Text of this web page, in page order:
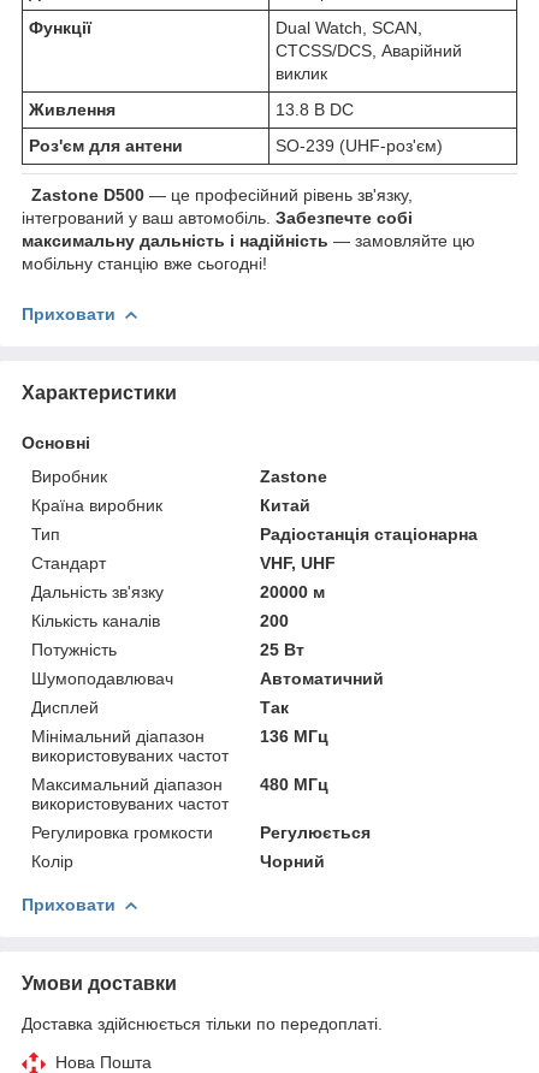
Функції
Dual Watch, SCAN,
CTCSS/DCS, Аварійний
виклик
Живлення
13.8 В DC
Роз'єм для антени
SO-239 (UHF-роз'єм)
Zastone D500 — це професійний рівень зв'язку,
інтегрований у ваш автомобіль. Забезпечте собі
максимальну дальність і надійність — замовляйте цю
мобільну станцію вже сьогодні!
Приховати
Характеристики
Основні
Виробник
Zastone
Країна виробник
Китай
Тип
Радіостанція стаціонарна
Стандарт
VHF, UHF
Дальність зв'язку
20000 м
Кількість каналів
200
Потужність
25 Вт
Шумоподавлювач
Автоматичний
Дисплей
Так
Мінімальний діапазон
використовуваних частот
136 МГц
Максимальний діапазон
використовуваних частот
480 МГц
Регулировка громкости
Регулюється
Колір
Чорний
Приховати
Умови доставки
Доставка здійснюється тільки по передоплаті.
Нова Пошта